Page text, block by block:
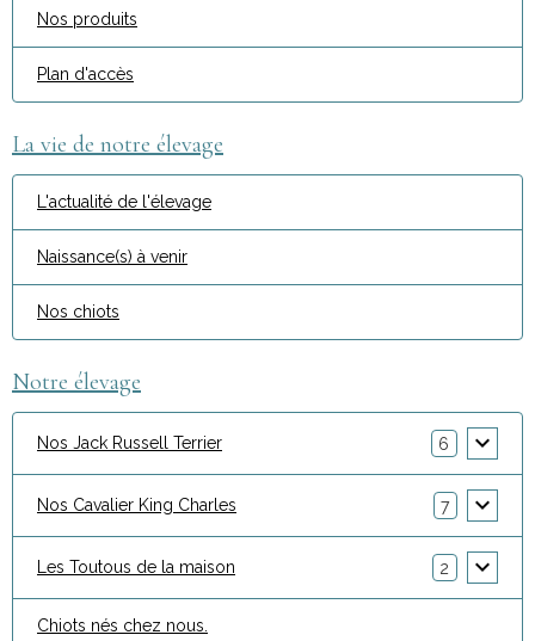
Nos produits
Plan d'accès
La vie de notre élevage
L'actualité de l'élevage
Naissance(s) à venir
Nos chiots
Notre élevage
Nos Jack Russell Terrier 6
Nos Cavalier King Charles 7
Les Toutous de la maison 2
Chiots nés chez nous.